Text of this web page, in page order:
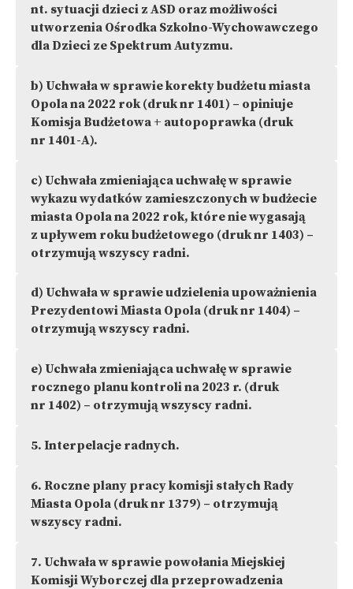
nt. sytuacji dzieci z ASD oraz możliwości
utworzenia Ośrodka Szkolno-Wychowawczego
dla Dzieci ze Spektrum Autyzmu.
b) Uchwała w sprawie korekty budżetu miasta
Opola na 2022 rok (druk nr 1401) – opiniuje
Komisja Budżetowa + autopoprawka (druk
nr 1401-A).
c) Uchwała zmieniająca uchwałę w sprawie
wykazu wydatków zamieszczonych w budżecie
miasta Opola na 2022 rok, które nie wygasają
z upływem roku budżetowego (druk nr 1403) –
otrzymują wszyscy radni.
d) Uchwała w sprawie udzielenia upoważnienia
Prezydentowi Miasta Opola (druk nr 1404) –
otrzymują wszyscy radni.
e) Uchwała zmieniająca uchwałę w sprawie
rocznego planu kontroli na 2023 r. (druk
nr 1402) – otrzymują wszyscy radni.
5. Interpelacje radnych.
6. Roczne plany pracy komisji stałych Rady
Miasta Opola (druk nr 1379) – otrzymują
wszyscy radni.
7. Uchwała w sprawie powołania Miejskiej
Komisji Wyborczej dla przeprowadzenia